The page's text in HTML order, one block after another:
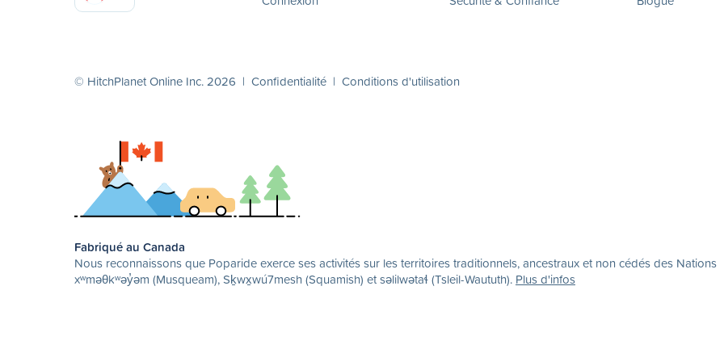
© HitchPlanet Online Inc. 2026 | Confidentialité | Conditions d'utilisation
Fabriqué au Canada
Nous reconnaissons que Poparide exerce ses activités sur les territoires traditionnels, ancestraux et non cédés des Nations
xʷməθkʷəy̓əm (Musqueam), Sḵwx̱wú7mesh (Squamish) et səlilwətaɬ (Tsleil-Waututh). Plus d'infos